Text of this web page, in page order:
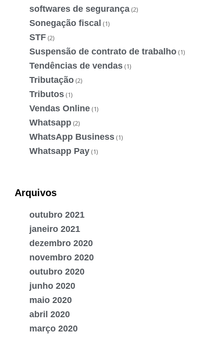
softwares de segurança (2)
Sonegação fiscal (1)
STF (2)
Suspensão de contrato de trabalho (1)
Tendências de vendas (1)
Tributação (2)
Tributos (1)
Vendas Online (1)
Whatsapp (2)
WhatsApp Business (1)
Whatsapp Pay (1)
Arquivos
outubro 2021
janeiro 2021
dezembro 2020
novembro 2020
outubro 2020
junho 2020
maio 2020
abril 2020
março 2020